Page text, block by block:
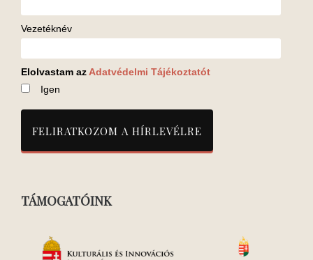
Vezetéknév
Elolvastam azAdatvédelmi Tájékoztatót
Igen
TÁMOGATÓINK